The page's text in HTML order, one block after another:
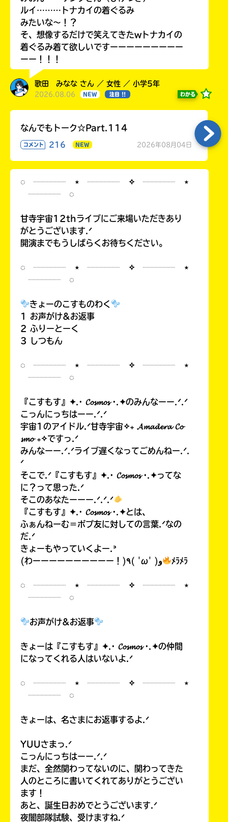
ルイ………トナカイの着ぐるみ
みたいな〜！？
そ、想像するだけで笑えてきたwトナカイの
着ぐるみ着て欲しいですーーーーーーーーー
ーー！！！
歌田 みなな さん ／ 女性 ／ 小学5年
2026.08.06 NEW 注目 !! わかる
なんでもトーク☆Part.114
コメント 216 NEW 2026年08月04日
◌ ┈┈┈┈ ⋆ ┈┈┈┈ ✧ ┈┈┈┈ ⋆
┈┈┈┈ ◌
甘寺宇宙12thライブにご来場いただきあり
がとうございます.ᐟ
開演までもうしばらくお待ちください。
◌ ┈┈┈┈ ⋆ ┈┈┈┈ ✧ ┈┈┈┈ ⋆
┈┈┈┈ ◌
きょーのこすものわく
1 お声がけ&お返事
2 ふりーとーく
3 しつもん
◌ ┈┈┈┈ ⋆ ┈┈┈┈ ✧ ┈┈┈┈ ⋆
┈┈┈┈ ◌
『こすもす』✦.· 𝓒𝓸𝓼𝓶𝓸𝓼 ·.✦のみんなーー.ᐟ.ᐟ
こっんにっちはーー.ᐟ.ᐟ
宇宙1のアイドル.ᐟ甘寺宇宙✧₊ 𝓐𝓶𝓪𝓭𝓮𝓻𝓪 𝓒𝓸
𝓼𝓶𝓸 ₊✧ですっ.ᐟ
みんなーー.ᐟ.ᐟライブ遅くなってごめんねー.ᐟ.
ᐟ
そこで.ᐟ『こすもす』✦.· 𝓒𝓸𝓼𝓶𝓸𝓼 ·.✦ってな
に？って思った.ᐟ
そこのあなたーーー.ᐟ.ᐟ.ᐟ
『こすもす』✦.· 𝓒𝓸𝓼𝓶𝓸𝓼 ·.✦とは、
ふぁんねーむ＝ポプ友に対しての言葉.ᐟなの
だ.ᐟ
きょーもやっていくよー.ᐣ
(わーーーーーーーーーー！)٩( 'ω' )و
ﾒﾗﾒﾗ
◌ ┈┈┈┈ ⋆ ┈┈┈┈ ✧ ┈┈┈┈ ⋆
┈┈┈┈ ◌
お声がけ&お返事
きょーは『こすもす』✦.· 𝓒𝓸𝓼𝓶𝓸𝓼 ·.✦の仲間
になってくれる人はいないよ.ᐟ
◌ ┈┈┈┈ ⋆ ┈┈┈┈ ✧ ┈┈┈┈ ⋆
┈┈┈┈ ◌
きょーは、名さまにお返事するよ.ᐟ
YUUさまっ.ᐟ
こっんにっちはーー.ᐟ.ᐟ
まだ、全然関わってないのに、関わってきた
人のところに書いてくれてありがとうござい
ます！
あと、誕生日おめでとうございます.ᐟ
夜闇部隊試験、受けますね.ᐟ